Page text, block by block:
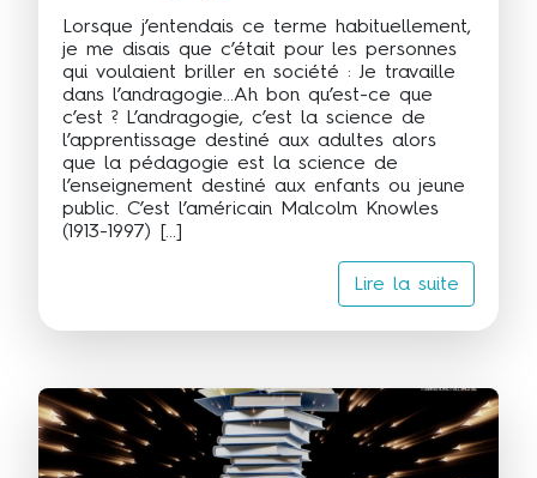
Lorsque j’entendais ce terme habituellement,
je me disais que c’était pour les personnes
qui voulaient briller en société : Je travaille
dans l’andragogie…Ah bon qu’est-ce que
c’est ? L’andragogie, c’est la science de
l’apprentissage destiné aux adultes alors
que la pédagogie est la science de
l’enseignement destiné aux enfants ou jeune
public. C’est l’américain Malcolm Knowles
(1913-1997) […]
Lire la suite